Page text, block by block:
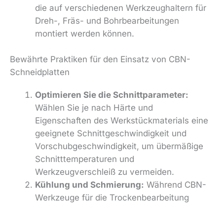
die auf verschiedenen Werkzeughaltern für
Dreh-, Fräs- und Bohrbearbeitungen
montiert werden können.
Bewährte Praktiken für den Einsatz von CBN-
Schneidplatten
Optimieren Sie die Schnittparameter:
Wählen Sie je nach Härte und
Eigenschaften des Werkstückmaterials eine
geeignete Schnittgeschwindigkeit und
Vorschubgeschwindigkeit, um übermäßige
Schnitttemperaturen und
Werkzeugverschleiß zu vermeiden.
Kühlung und Schmierung: Während CBN-
Werkzeuge für die Trockenbearbeitung